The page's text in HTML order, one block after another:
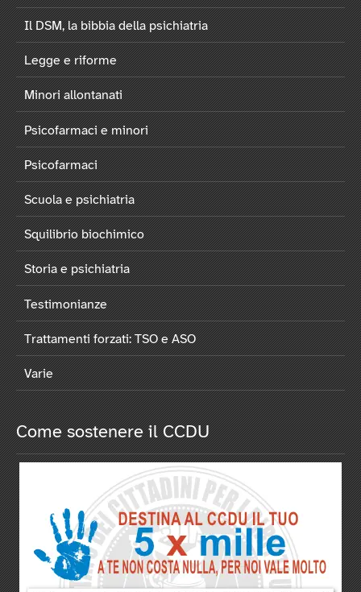
Il DSM, la bibbia della psichiatria
Legge e riforme
Minori allontanati
Psicofarmaci e minori
Psicofarmaci
Scuola e psichiatria
Squilibrio biochimico
Storia e psichiatria
Testimonianze
Trattamenti forzati: TSO e ASO
Varie
Come sostenere il CCDU